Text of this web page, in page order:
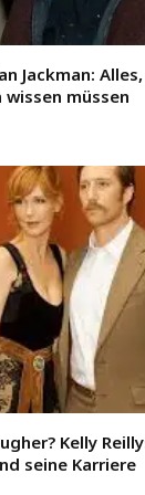
Jackman:
wissen müssen
Kelly
seine Karriere